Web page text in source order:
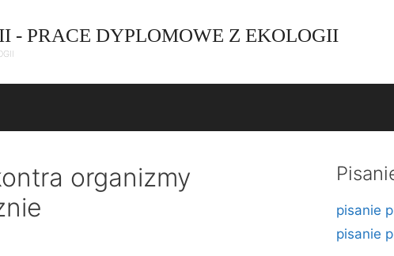
- PRACE DYPLOMOWE Z EKOLOGII
organizmy
pisanie
pisanie